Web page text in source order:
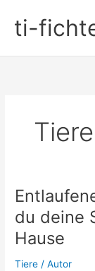
Inhalt
springen
ti-
Tiere
du deine
Hause
Tiere /Autor